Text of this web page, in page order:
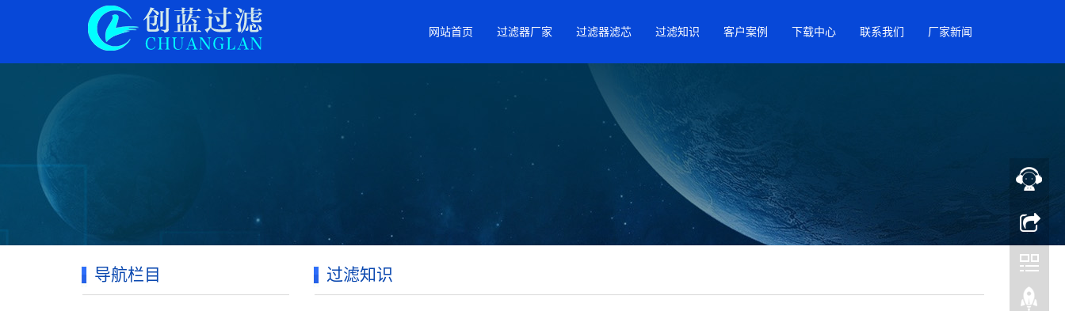
网站首页 过滤器厂家 过滤器滤芯 过滤知识 客户案例 下载中心 联系我们 厂家新闻
过滤知识
导航栏目